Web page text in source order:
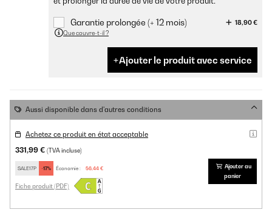
Garantie prolongée (+ 12 mois)
18,90 €
Que couvre-t-il ?
Ajouter le produit avec service
Aussi disponible dans d'autres conditions
Achetez ce produit en état acceptable
331,99 € (TVA incluse)
SALE17P -17% Économie : 56,44 €
Fiche produit (PDF)
Ajouter au
panier